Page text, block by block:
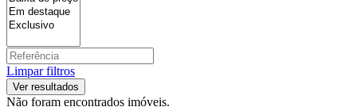
Limpar filtros
Não foram encontrados imóveis.